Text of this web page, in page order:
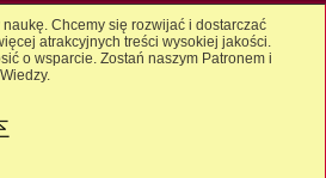
Chcemy się rozwijać i dostarczać
atrakcyjnych treści wysokiej jakości.
o wsparcie. Zostań naszym Patronem i